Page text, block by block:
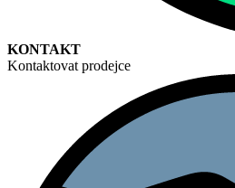
KONTAKT
Kontaktovat prodejce